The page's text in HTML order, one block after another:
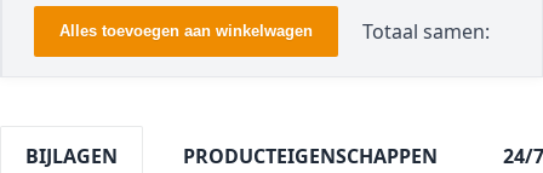
Alles toevoegen aan winkelwagen Totaal samen:
BIJLAGEN PRODUCTEIGENSCHAPPEN 24/